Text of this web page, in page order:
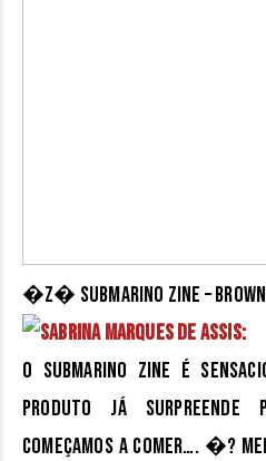
�z� Submarino Zine –
Sabrina Marques de Assis:
O Submarino Zine é
produto já surpreende
começamos a comer…. �?